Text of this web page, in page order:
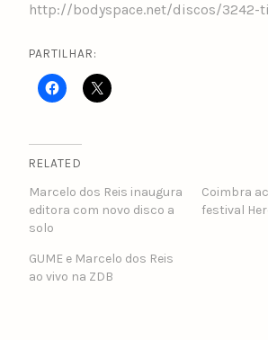
http://bodyspace.net/discos/3242-
PARTILHAR:
RELATED
Marcelo dos Reis inaugura
editora com novo disco a
solo
Coimbra
festival
GUME e Marcelo dos Reis
ao vivo na ZDB